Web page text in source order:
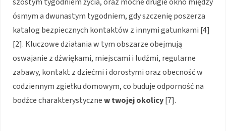
ósmym a dwunastym tygodniem, gdy szczenię poszerza
katalog bezpiecznych kontaktów z innymi gatunkami [4]
[2]. Kluczowe działania w tym obszarze obejmują
oswajanie z dźwiękami, miejscami i ludźmi, regularne
zabawy, kontakt z dziećmi i dorosłymi oraz obecność w
codziennym zgiełku domowym, co buduje odporność na
bodźce charakterystycznew twojej okolicy[7].